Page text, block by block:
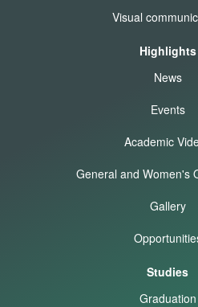
Visual
Highlights
News
Events
Academic
General and Women's
Gallery
Studies
Graduation